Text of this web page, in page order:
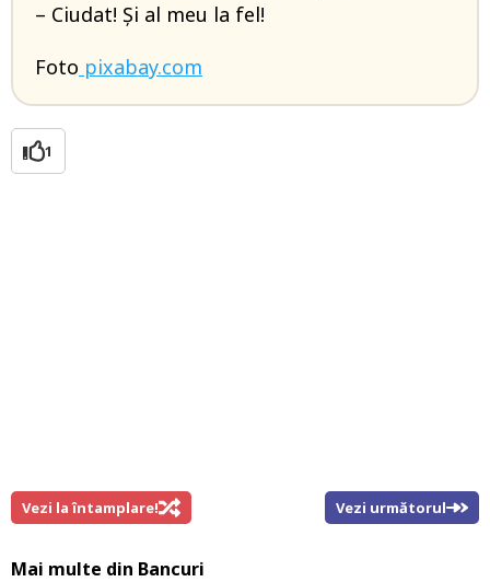
– Ciudat! Şi al meu la fel!
Foto pixabay.com
1
Vezi la întamplare! Vezi următorul
Mai multe din Bancuri